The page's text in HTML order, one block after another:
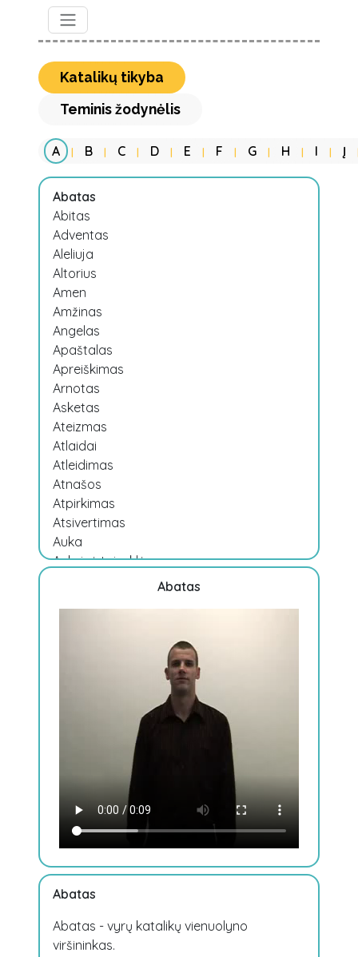
Katalikų tikyba
Teminis žodynėlis
A | B | C | D | E | F | G | H | I | Į
Abatas
Abitas
Adventas
Aleliuja
Altorius
Amen
Amžinas
Angelas
Apaštalas
Apreiškimas
Arnotas
Asketas
Ateizmas
Atlaidai
Atleidimas
Atnašos
Atpirkimas
Atsivertimas
Auka
Auksinė taisyklė
Abatas
Abatas
Abatas - vyrų katalikų vienuolyno
viršininkas.